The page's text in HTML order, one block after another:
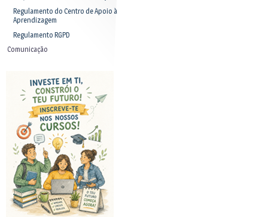
Regulamento do Centro de Apoio à
Aprendizagem
Regulamento RGPD
Comunicação